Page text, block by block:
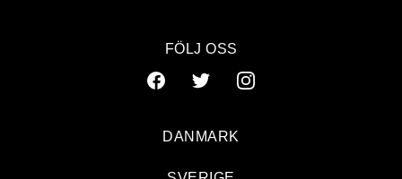
FÖLJ OSS
DANMARK